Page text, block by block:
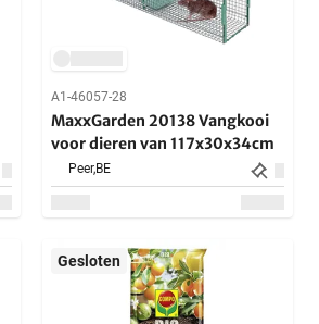
A1-46057-28
MaxxGarden 20138 Vangkooi
voor dieren van 117x30x34cm
Peer,BE
Gesloten